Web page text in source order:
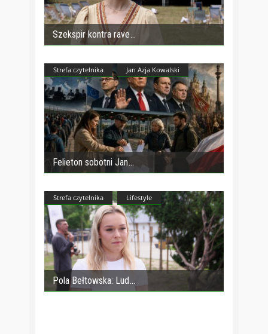
Szekspir kontra rave
Strefa czytelnika Jan Azja Kowalski
Felieton sobotni Jan
Strefa czytelnika Lifestyle
Pola Bełtowska: Lud